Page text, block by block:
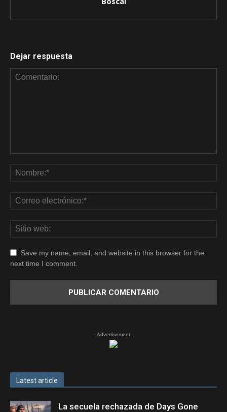
Dejar respuesta
Save my name, email, and website in this browser for the
next time I comment.
- Advertisement -
Latest article
La secuela rechazada de Days Gone